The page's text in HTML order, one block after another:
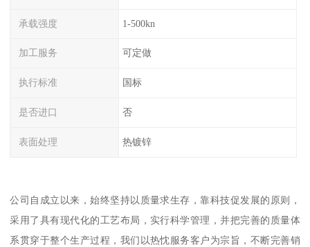
承载强度 1-500kn
加工服务 可定做
执行标准 国标
是否进口 否
表面处理 热镀锌
公司自成立以来，始终坚持以质量求生存，靠科技促发展的原则，
采用了具有现代化的工艺布局，实行科学管理，并把完善的质量体
系贯穿于整个生产过程，我们以热忱服务客户为宗旨，不断完善销